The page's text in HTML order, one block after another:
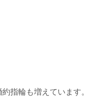
指輪も増えています。